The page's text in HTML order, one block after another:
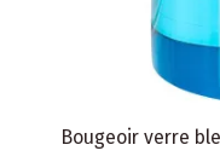
Bougeoir verre